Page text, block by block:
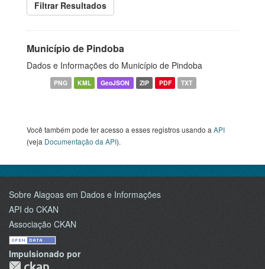
Filtrar Resultados
Município de Pindoba
Dados e Informações do Município de Pindoba
PNG KML GeoJSON ZIP PDF TXT
Você também pode ter acesso a esses registros usando a API
(veja Documentação da API).
Sobre Alagoas em Dados e Informações
API do CKAN
Associação CKAN
Impulsionado por